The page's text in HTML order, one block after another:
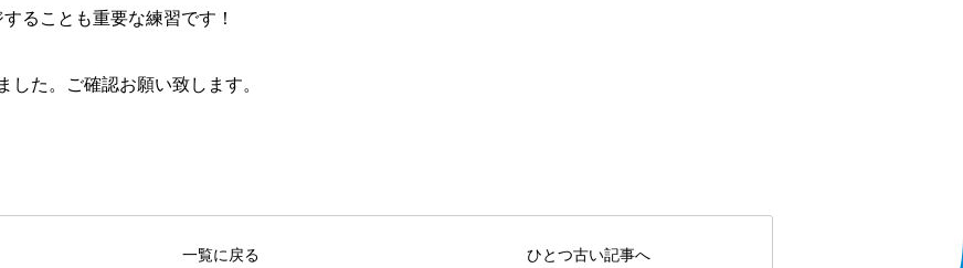
ることも重要な練習です！
した。ご確認お願い致します。
一覧に戻る ひとつ古い記事へ